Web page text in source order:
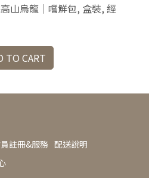
山烏龍｜嚐鮮包, 盒裝, 經
TO CART
註冊&服務 配送說明